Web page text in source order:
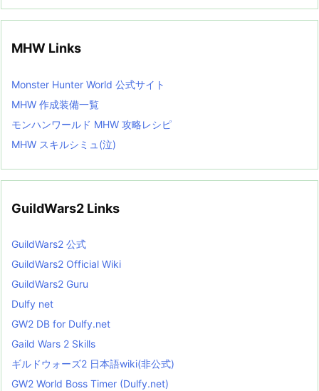
MHW Links
Monster Hunter World 公式サイト
MHW 作成装備一覧
モンハンワールド MHW 攻略レシピ
MHW スキルシミュ(泣)
GuildWars2 Links
GuildWars2 公式
GuildWars2 Official Wiki
GuildWars2 Guru
Dulfy net
GW2 DB for Dulfy.net
Gaild Wars 2 Skills
ギルドウォーズ2 日本語wiki(非公式)
GW2 World Boss Timer (Dulfy.net)